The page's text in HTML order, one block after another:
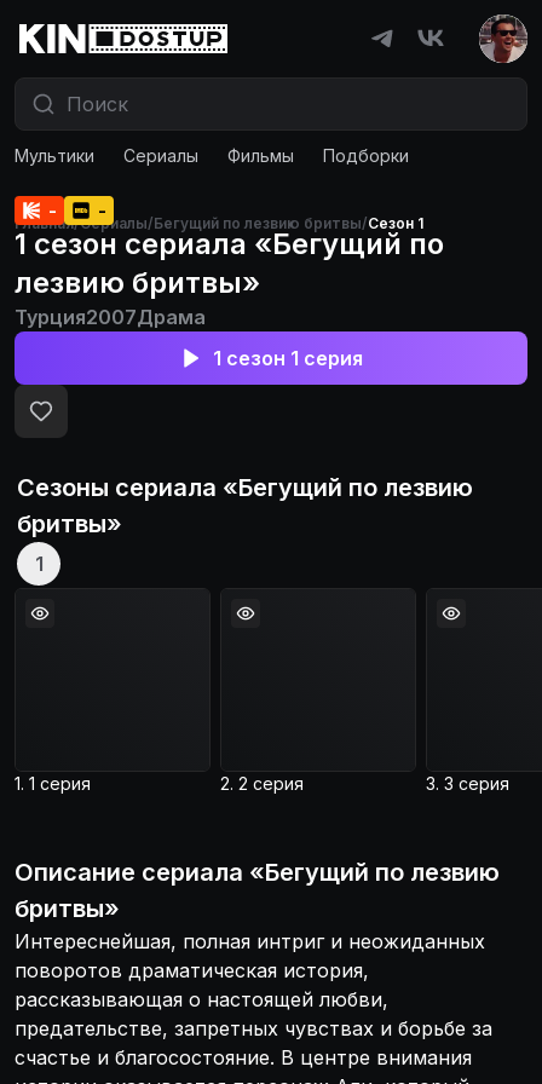
Мультики Сериалы Фильмы Подборки
Главная/Сериалы/Бегущий по лезвию бритвы/Сезон 1
- -
1 сезон сериала «Бегущий по
лезвию бритвы»
Турция2007Драма
1 сезон 1 серия
Сезоны сериала «Бегущий по лезвию
бритвы»
1
1. 1 серия 2. 2 серия 3. 3 серия
Описание сериала «Бегущий по лезвию
бритвы»
Интереснейшая, полная интриг и неожиданных
поворотов драматическая история,
рассказывающая о настоящей любви,
предательстве, запретных чувствах и борьбе за
счастье и благосостояние. В центре внимания